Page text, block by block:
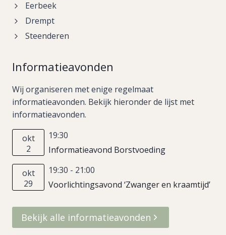
Eerbeek
Drempt
Steenderen
Informatieavonden
Wij organiseren met enige regelmaat
informatieavonden. Bekijk hieronder de lijst met
informatieavonden.
okt
2
19:30
Informatieavond Borstvoeding
okt
29
19:30 - 21:00
Voorlichtingsavond ‘Zwanger en kraamtijd’
Bekijk alle informatieavonden